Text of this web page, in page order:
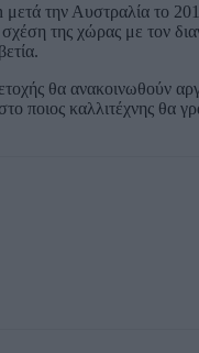
την Αυστραλία το
της χώρας με τον
θα ανακοινωθούν
ποιος καλλιτέχνης θα